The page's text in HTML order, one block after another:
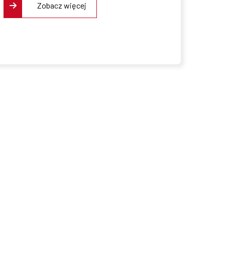
Zobacz więcej